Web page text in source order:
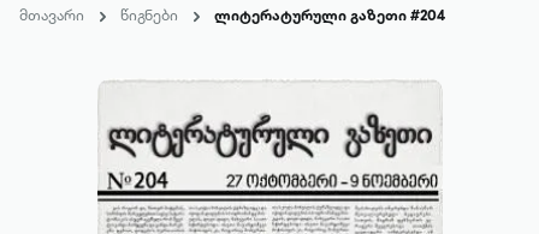
თინეთი 9 ციფრულ პლატფორმასა და 5
ჩვენ შესახებ
პაკეტები
მთავარი წიგნები ლიტერატურული გაზეთი #204